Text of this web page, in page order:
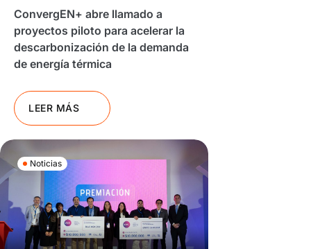
ConvergEN+ abre llamado a
proyectos piloto para acelerar la
descarbonización de la demanda
de energía térmica
LEER MÁS
Noticias